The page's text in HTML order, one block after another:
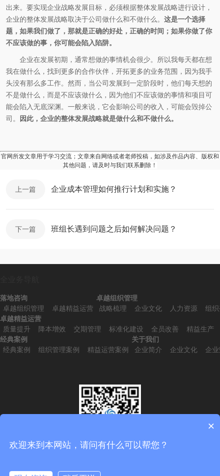
出来。要实现企业战略发展目标，必须根据整体发展战略进行设计，
企业的整体发展战略取决于公司做什么和不做什么。 这是一个选择
题，如果我们做了，那就是正确的好处，正确的时间；如果你做了你
不应该做的事，你可能会陷入陷阱。
企业在发展初期，通常想做的事情机会很少。所以我每天都在想
我在做什么，找到更多的合作伙伴，开拓更多的业务范围，因为我手
头没有那么多工作。然而，当公司发展到一定阶段时，他们每天想的
不是做什么，而是不应该做什么，因为他们不应该做的事情和项目可
能会陷入无底深渊。一般来说，它会影响公司的收入，可能会毁掉公
司。
因此，企业的整体发展战略就是做什么和不做什么。
官网所发文章用于学习交流；文章来自网络或者老师投稿，如涉及作品内容、版权和
其他问题，请及时与我们联系删除！
上一篇 企业成本管理如何推行计划和实施？
下一篇 班组长遇到问题之后如何解决问题？
落地咨询
卓越组织管理
卓越精益运营
卓越组织管理
战略梳理
企业文化 人力资源
组
卓越精益运营
质量提升
降本增效 交期管理 标准化建设 全员改善
精益生产
经典案例
经典案例
组织管理案例 精益运营案例
关于我们
企业简介
企业文化 企
×
欢迎来到本网站，请问有什么可以帮您？